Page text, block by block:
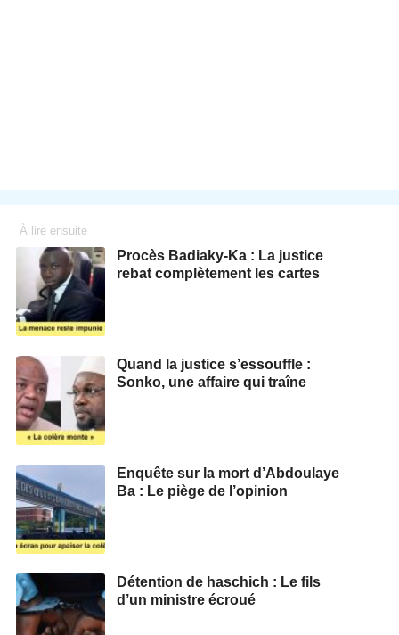
À lire ensuite
Procès Badiaky-Ka : La justice
rebat complètement les cartes
Quand la justice s’essouffle :
Sonko, une affaire qui traîne
Enquête sur la mort d’Abdoulaye
Ba : Le piège de l’opinion
Détention de haschich : Le fils
d’un ministre écroué